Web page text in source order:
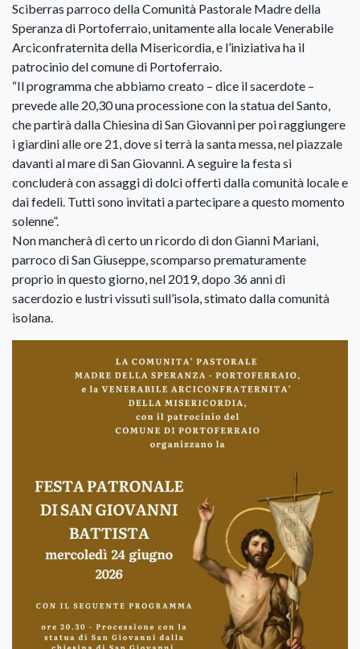
Sciberras parroco della Comunità Pastorale Madre della
Speranza di Portoferraio, unitamente alla locale Venerabile
Arciconfraternita della Misericordia, e l’iniziativa ha il
patrocinio del comune di Portoferraio.
“Il programma che abbiamo creato – dice il sacerdote –
prevede alle 20,30 una processione con la statua del Santo,
che partirà dalla Chiesina di San Giovanni per poi raggiungere
i giardini alle ore 21, dove si terrà la santa messa, nel piazzale
davanti al mare di San Giovanni. A seguire la festa si
concluderà con assaggi di dolci offerti dalla comunità locale e
dai fedeli. Tutti sono invitati a partecipare a questo momento
solenne”.
Non mancherà di certo un ricordo di don Gianni Mariani,
parroco di San Giuseppe, scomparso prematuramente
proprio in questo giorno, nel 2019, dopo 36 anni di
sacerdozio e lustri vissuti sull’isola, stimato dalla comunità
isolana.